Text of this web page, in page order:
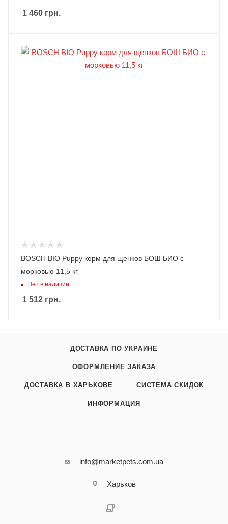
1 460 грн.
BOSCH BIO Puppy корм для щенков БОШ БИО с
морковью 11,5 кг
Нет в наличии
1 512 грн.
ДОСТАВКА ПО УКРАИНЕ
ОФОРМЛЕНИЕ ЗАКАЗА
ДОСТАВКА В ХАРЬКОВЕ СИСТЕМА СКИДОК
ИНФОРМАЦИЯ
info@marketpets.com.ua
Харьков